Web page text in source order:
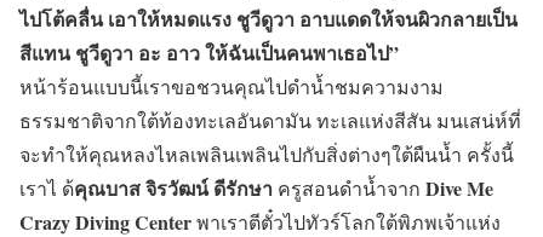
ไปโต้คลื่น เอาให้หมดแรง ชูวีดูวา อาบแดดให้จนผิวกลายเป็น
สีแทน ชูวีดูวา อะ อาว ให้ฉันเป็นคนพาเธอไป”
หน้าร้อนแบบนี้เราขอชวนคุณไปดำน้ำชมความงาม
ธรรมชาติจากใต้ท้องทะเลอันดามัน ทะเลแห่งสีสัน มนเสน่ห์ที่
จะทำให้คุณหลงไหลเพลินเพลินไปกับสิ่งต่างๆใต้ผืนน้ำ ครั้งนี้
เราไ ด้คุณบาส จิรวัฒน์ ดีรักษา ครูสอนดำน้ำจาก Dive Me
Crazy Diving Centerพาเราตีตั๋วไปทัวร์โลกใต้พิภพเจ้าแห่ง